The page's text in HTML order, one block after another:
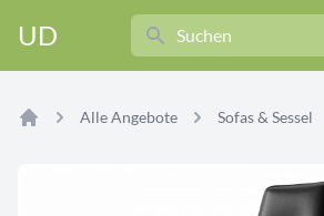
UD
Search
Alle Angebote Sofas & Sessel